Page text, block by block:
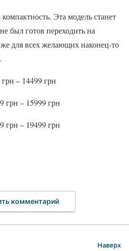
Эта модель станет
был готов переходить на
для всех желающих наконец-то
– 14499 грн
грн – 15999 грн
грн – 19499 грн
комментарий
Наверх